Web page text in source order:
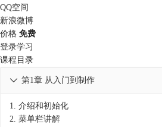
QQ空间
新浪微博
价格 免费
登录学习
课程目录
第1章 从入门到制作

1. 介绍和初始化
2. 菜单栏讲解